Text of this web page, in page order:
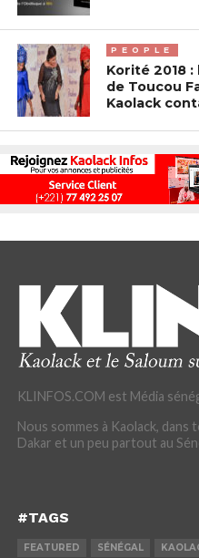
PEOPLE
Korité 2018
de Toucou
Kaolack
KLINFOS.COM est Média
Nous sommes à Kaolack, dans
Dakar et un peu partout au
#TAGS
FEATURED SÉNÉGAL